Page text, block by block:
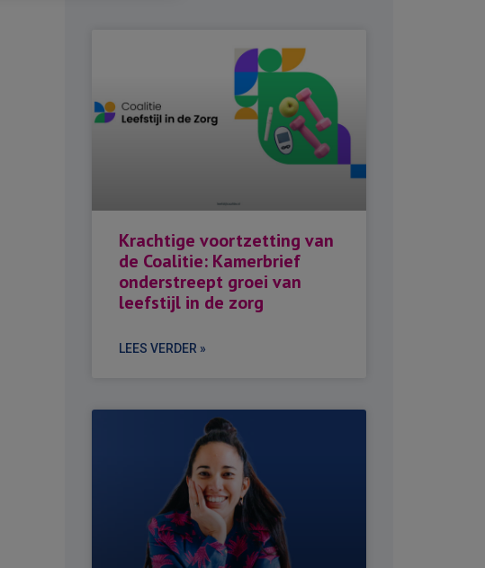
Krachtige voortzetting van
de Coalitie: Kamerbrief
onderstreept groei van
leefstijl in de zorg
LEES VERDER »